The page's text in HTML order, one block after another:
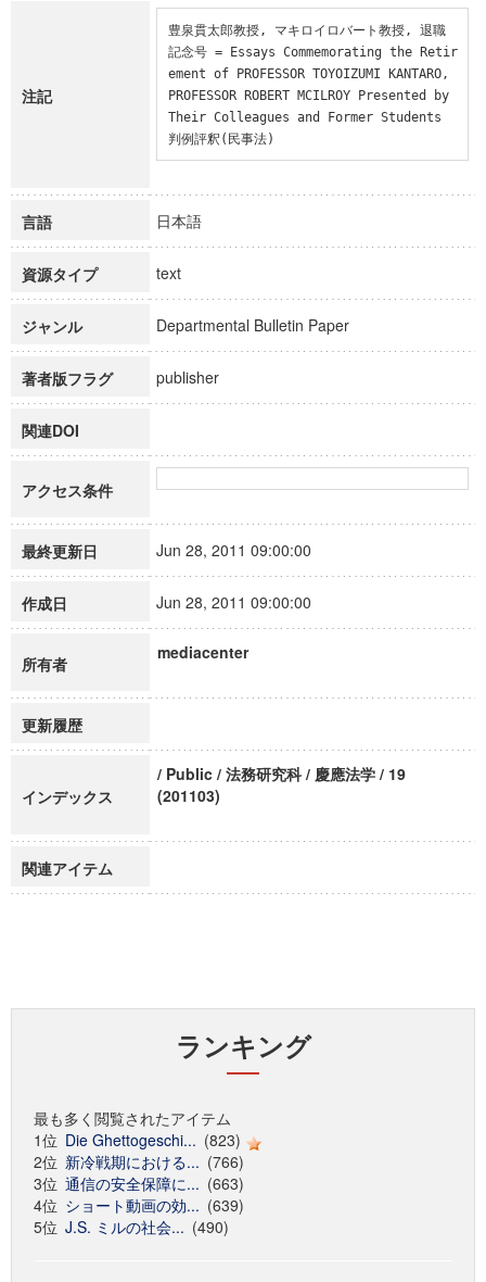
注記
豊泉貫太郎教授, マキロイロバート教授, 退職
記念号 = Essays Commemorating the Retir
ement of PROFESSOR TOYOIZUMI KANTARO,
PROFESSOR ROBERT MCILROY Presented by
Their Colleagues and Former Students
判例評釈(民事法)
言語 日本語
資源タイプ text
ジャンル Departmental Bulletin Paper
著者版フラグ publisher
関連DOI
アクセス条件
最終更新日 Jun 28, 2011 09:00:00
作成日 Jun 28, 2011 09:00:00
所有者
mediacenter
更新履歴
インデックス
/ Public / 法務研究科 / 慶應法学 / 19
(201103)
関連アイテム
ランキング
最も多く閲覧されたアイテム
1位 Die Ghettogeschi... (823)
2位 新冷戦期における... (766)
3位 通信の安全保障に... (663)
4位 ショート動画の効... (639)
5位 J.S. ミルの社会... (490)